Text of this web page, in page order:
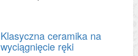
Klasyczna ceramika na
wyciągnięcie ręki